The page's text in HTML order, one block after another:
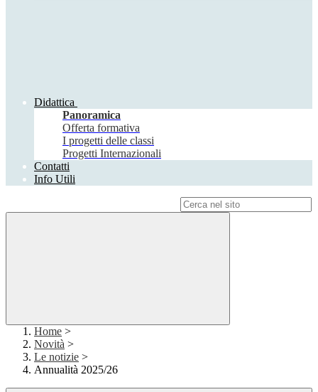
Didattica
Panoramica
Offerta formativa
I progetti delle classi
Progetti Internazionali
Contatti
Info Utili
Home >
Novità >
Le notizie >
Annualità 2025/26